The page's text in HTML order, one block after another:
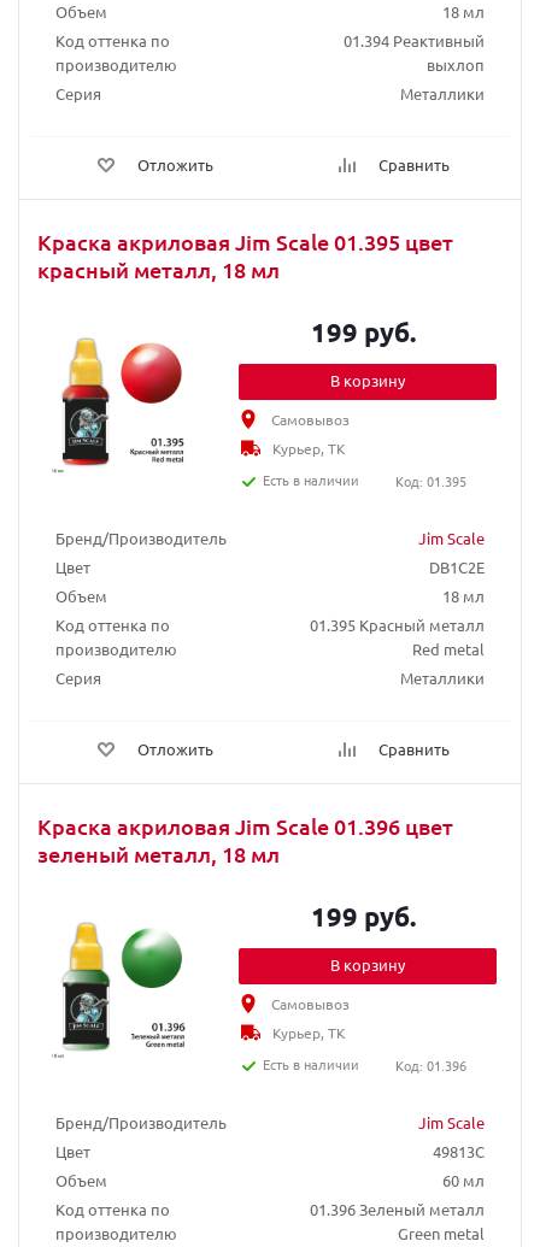
Объем
18 мл
Код оттенка по
производителю
01.394 Реактивный
выхлоп
Серия
Металлики
Отложить Сравнить
Краска акриловая Jim Scale 01.395 цвет
красный металл, 18 мл
Бренд/Производитель
Jim Scale
Цвет
DB1C2E
Объем
18 мл
Код оттенка по
производителю
01.395 Красный металл
Red metal
Серия
Металлики
Отложить Сравнить
199 руб.
В корзину
Самовывоз
Курьер, ТК
Есть в наличии
Код: 01.395
Краска акриловая Jim Scale 01.396 цвет
зеленый металл, 18 мл
Бренд/Производитель
Jim Scale
Цвет
49813C
Объем
60 мл
Код оттенка по
производителю
01.396 Зеленый металл
Green metal
199 руб.
В корзину
Самовывоз
Курьер, ТК
Есть в наличии
Код: 01.396